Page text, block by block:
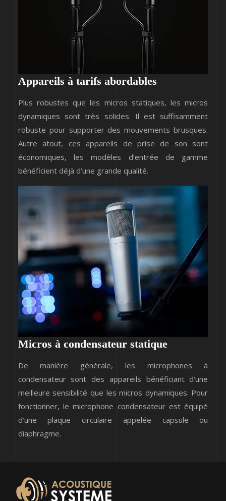
Appareils à tarifs abordables
Plus robustes que les micros statiques, les micros
dynamiques sont très solides. Il est suffisamment
robuste pour supporter des mouvements brusques.
Autre atout, ces appareils de prise de son sont
économiques, les modèles d’entrée de gamme
bénéficient déjà d’une grande qualité.
Micros à condensateur statique
De manière générale, les microphones à
condensateur sont des appareils bénéficiant d’une
meilleure sensibilité que les micros dynamiques. Pour
fonctionner, le microphone condensateur est équipé
d’une plaque circulaire appelée capsule ou
diaphragme.